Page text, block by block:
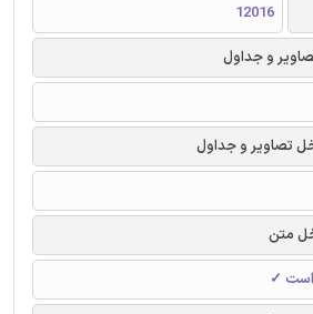
12016
و جداول
تصاویر و جداول
متن
✓